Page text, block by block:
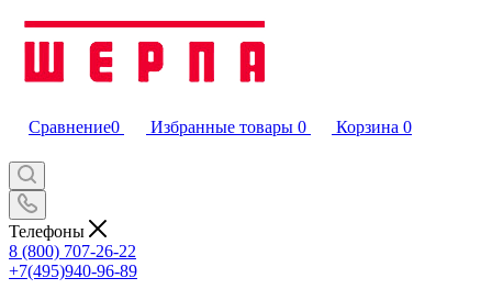
Сравнение0 Избранные товары 0 Корзина 0
Телефоны
8 (800) 707-26-22
+7(495)940-96-89